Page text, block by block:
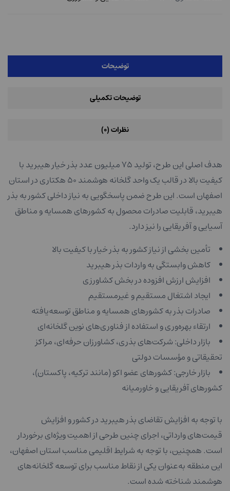
توضیحات
توضیحات تکمیلی
نظرات (۰)
هدف اصلی این طرح، تولید ۷۵ میلیون عدد بذر خیار هیبرید با
کیفیت بالا در قالب یک واحد گلخانه هوشمند ۵۰ هکتاری در استان
اصفهان است. این طرح ضمن پاسخگویی به نیاز داخلی کشور به بذر
هیبرید، قابلیت صادرات محصول به کشورهای همسایه و مناطق
آسیایی و آفریقایی را نیز دارد.
تأمین بخشی از نیاز کشور به بذر خیار با کیفیت بالا
کاهش وابستگی به واردات بذر هیبرید
افزایش ارزش افزوده در بخش کشاورزی
ایجاد اشتغال مستقیم و غیرمستقیم
صادرات بذر به کشورهای همسایه و مناطق توسعه‌یافته
ارتقاء بهره‌وری و استفاده از فناوری‌های نوین گلخانه‌ای
بازار داخلی: شرکت‌های بذری، کشاورزان حرفه‌ای، مراکز
تحقیقاتی و مؤسسات دولتی
بازار خارجی: کشورهای عضو اکو (مانند ترکیه، پاکستان)،
کشورهای آفریقایی و خاورمیانه
با توجه به افزایش تقاضای بذر هیبرید در کشور و افزایش
قیمت‌های وارداتی، اجرای چنین طرحی از اهمیت ویژه‌ای برخوردار
است. همچنین، با توجه به شرایط اقلیمی مناسب استان اصفهان،
این منطقه به‌عنوان یکی از نقاط مناسب برای توسعه گلخانه‌های
هوشمند شناخته شده است.